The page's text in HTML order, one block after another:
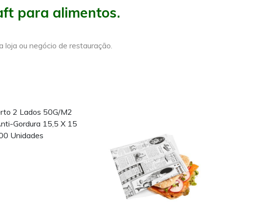
para alimentos.
loja ou negócio de restauração.